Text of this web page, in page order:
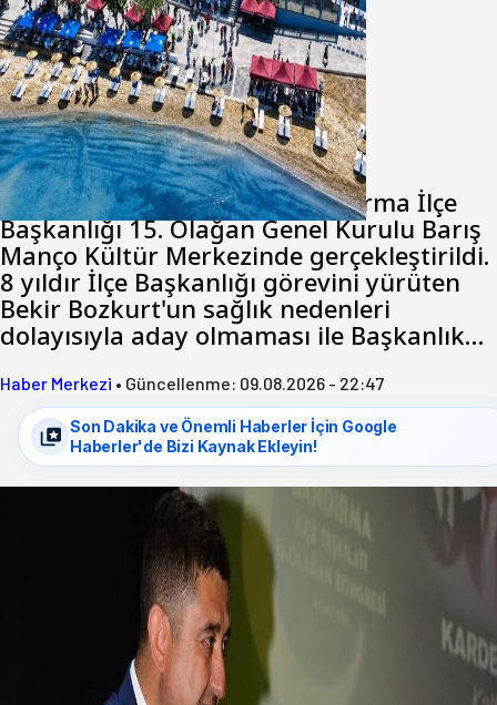
Şirinçavuş’a hayat veren tesis
08 Ağustos 2026
Anasayfa/Genel/MHP’de Algül Dönemi başladı
MHP’de Algül Dönemi başladı
Milliyetçi Hareket Partisi Bandırma İlçe
Başkanlığı 15. Olağan Genel Kurulu Barış
Manço Kültür Merkezinde gerçekleştirildi.
8 yıldır İlçe Başkanlığı görevini yürüten
Bekir Bozkurt'un sağlık nedenleri
dolayısıyla aday olmaması ile Başkanlık…
Haber Merkezi • Güncellenme: 09.08.2026 - 22:47
Son Dakika ve Önemli Haberler İçin Google
Haberler'de Bizi Kaynak Ekleyin!